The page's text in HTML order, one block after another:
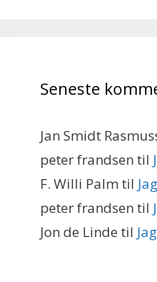
Seneste
Jan Smidt
peter frandsen til
F. Willi Palm til
peter frandsen til
Jon de Linde til